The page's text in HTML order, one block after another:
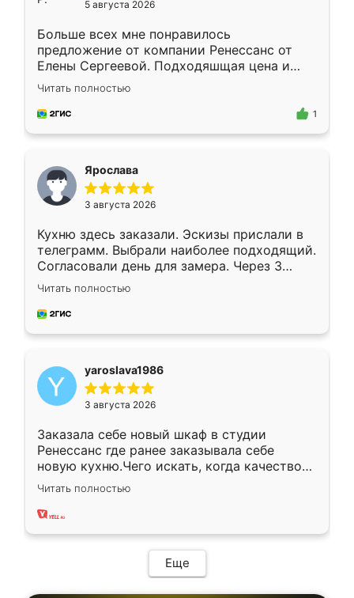
5 августа 2026
Больше всех мне понравилось
предложение от компании Ренессанс от
Елены Сергеевой. Подходяшщая цена и
короткие сроки изготовления. Приехавший
для замера сотрудник Владислав
предложил по моему эскизу самый
Читать полностью
1
Ярослава
3 августа 2026
Кухню здесь заказали. Эскизы прислали в
телеграмм. Выбрали наиболее подходящий.
Согласовали день для замера. Через 3
недели кухня была уже готова. Остались
довольны работой. Спасибо Ренессанс
мебель за качественную работу!
Читать полностью
yaroslava1986
3 августа 2026
Заказала себе новый шкаф в студии
Ренессанс где ранее заказывала себе
новую кухню.Чего искать, когда качеством
вполне довольна. Служит кухня уже почти
два года, нареканий нет.
Читать полностью
Еще